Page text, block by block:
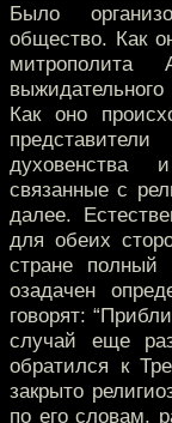
Было
общество. Как
Как оно
духовенства
связанные с
далее.
для обеих
стране полный
озадачен
говорят:
случай еще
обратился к
закрыто
по его словам,